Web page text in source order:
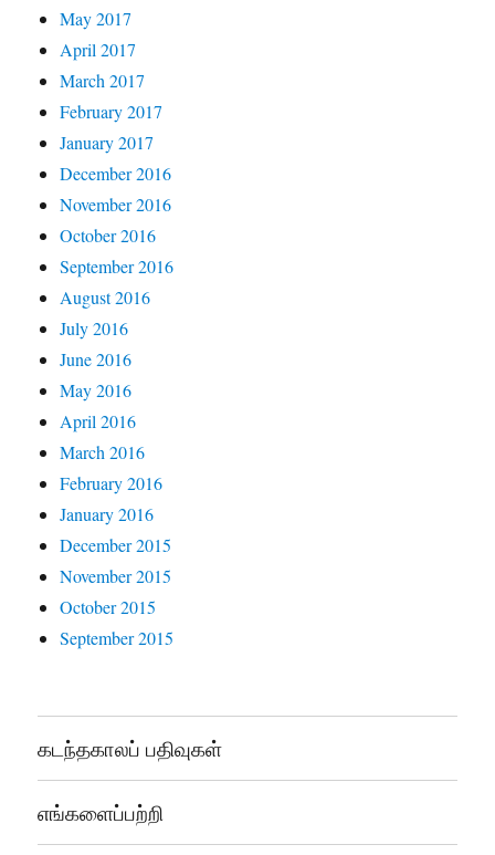
May 2017
April 2017
March 2017
February 2017
January 2017
December 2016
November 2016
October 2016
September 2016
August 2016
July 2016
June 2016
May 2016
April 2016
March 2016
February 2016
January 2016
December 2015
November 2015
October 2015
September 2015
கடந்தகாலப் பதிவுகள்
எங்களைப்பற்றி